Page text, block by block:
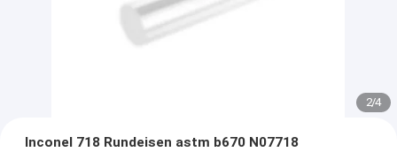
2/4
Inconel 718 Rundeisen astm b670 N07718